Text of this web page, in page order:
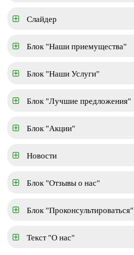
Слайдер
Блок "Наши приемущества"
Блок "Наши Услуги"
Блок "Лучшие предложения"
Блок "Акции"
Новости
Блок "Отзывы о нас"
Блок "Проконсультироваться"
Текст "О нас"